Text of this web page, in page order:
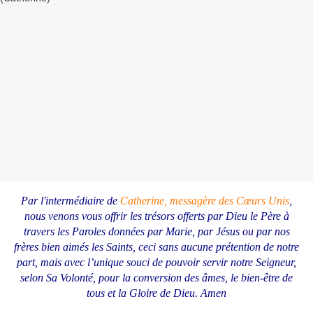
Par l'intermédiaire de Catherine, messagère des Cœurs Unis
nous venons vous offrir les trésors offerts par Dieu le Père à
travers les Paroles données par Marie, par Jésus ou par nos
frères bien aimés les Saints, ceci sans aucune prétention de notre
part, mais avec l’unique souci de pouvoir servir notre Seigneur,
selon Sa Volonté, pour la conversion des âmes, le bien-être de
tous et la Gloire de Dieu. Amen